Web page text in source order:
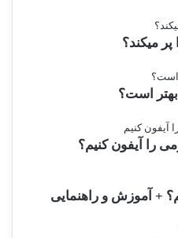
میکند؟
است؟
را آیفون کنیم؟
+ آموزش و راهنمایی